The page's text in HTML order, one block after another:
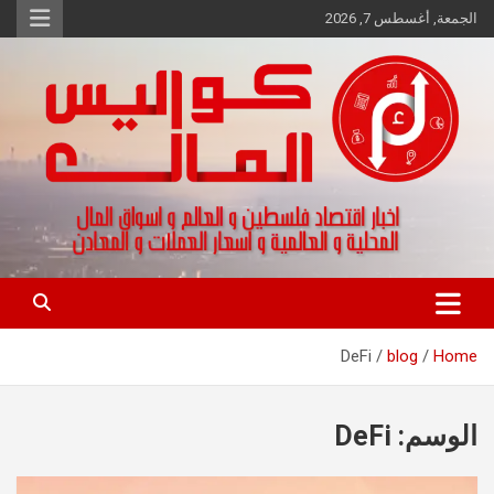
Skip
to
الجمعة, أغسطس 7, 2026
كواليس المال
اخبار اقتصاد فلسطين و العالم و تقارير اسواق المال و العملات
Home
blog
DeFi
الوسم: DeFi